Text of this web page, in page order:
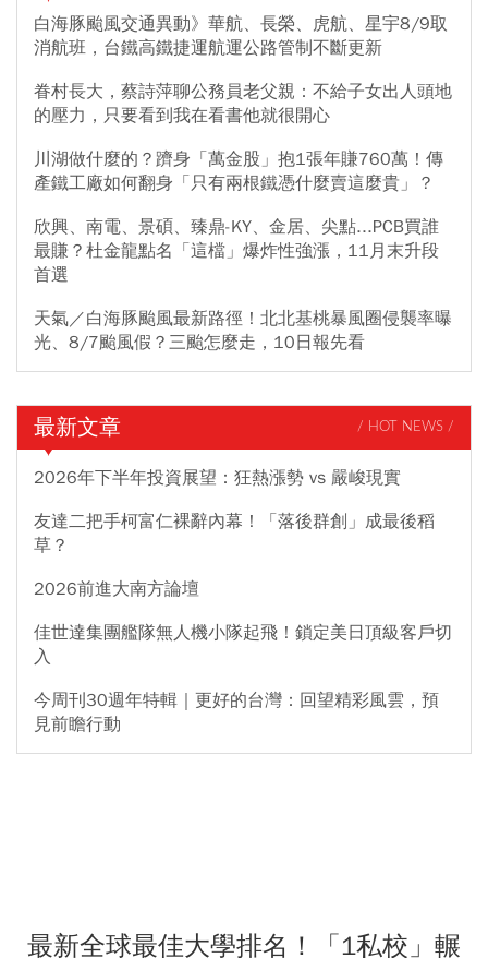
白海豚颱風交通異動》華航、長榮、虎航、星宇8/9取
消航班，台鐵高鐵捷運航運公路管制不斷更新
眷村長大，蔡詩萍聊公務員老父親：不給子女出人頭地
的壓力，只要看到我在看書他就很開心
川湖做什麼的？躋身「萬金股」抱1張年賺760萬！傳
產鐵工廠如何翻身「只有兩根鐵憑什麼賣這麼貴」？
欣興、南電、景碩、臻鼎-KY、金居、尖點...PCB買誰
最賺？杜金龍點名「這檔」爆炸性強漲，11月末升段
首選
天氣／白海豚颱風最新路徑！北北基桃暴風圈侵襲率曝
光、8/7颱風假？三颱怎麼走，10日報先看
最新文章 / HOT NEWS /
2026年下半年投資展望：狂熱漲勢 vs 嚴峻現實
友達二把手柯富仁裸辭內幕！「落後群創」成最後稻
草？
2026前進大南方論壇
佳世達集團艦隊無人機小隊起飛！鎖定美日頂級客戶切
入
今周刊30週年特輯｜更好的台灣：回望精彩風雲，預
見前瞻行動
最新全球最佳大學排名！「1私校」輾